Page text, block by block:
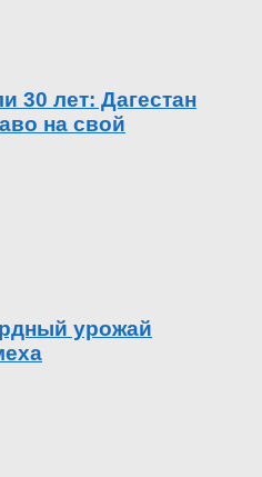
30 лет: Дагестан
на свой
урожай